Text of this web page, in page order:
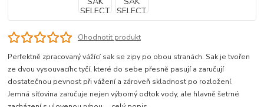
Ohodnotit produkt
Perfektně zpracovaný vážící sak se zipy po obou stranách. Sak je tvořen
ze dvou vysouvacíhc tyčí, které do sebe přesně pasují a zaručují
dostatečnou pevnost při vážení a zároveň skladnost po rozložení.
Jemná síťovina zaručuje nejen výborný odtok vody, ale hlavně šetrné